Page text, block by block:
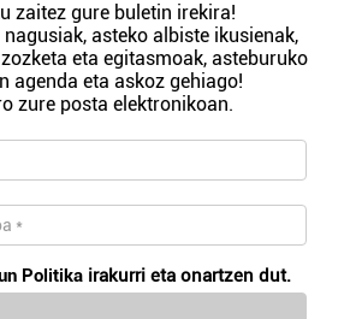
zaitez gure buletin irekira!
asteko albiste ikusienak,
eta egitasmoak, asteburuko
agenda eta askoz gehiago!
zure posta elektronikoan.
Politika irakurri eta onartzen dut.